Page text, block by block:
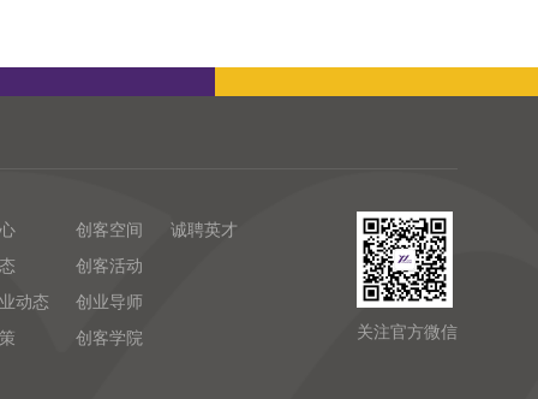
动态
创客空间
创客活动
创业导师
创客学院
诚聘英才
关注官方微信